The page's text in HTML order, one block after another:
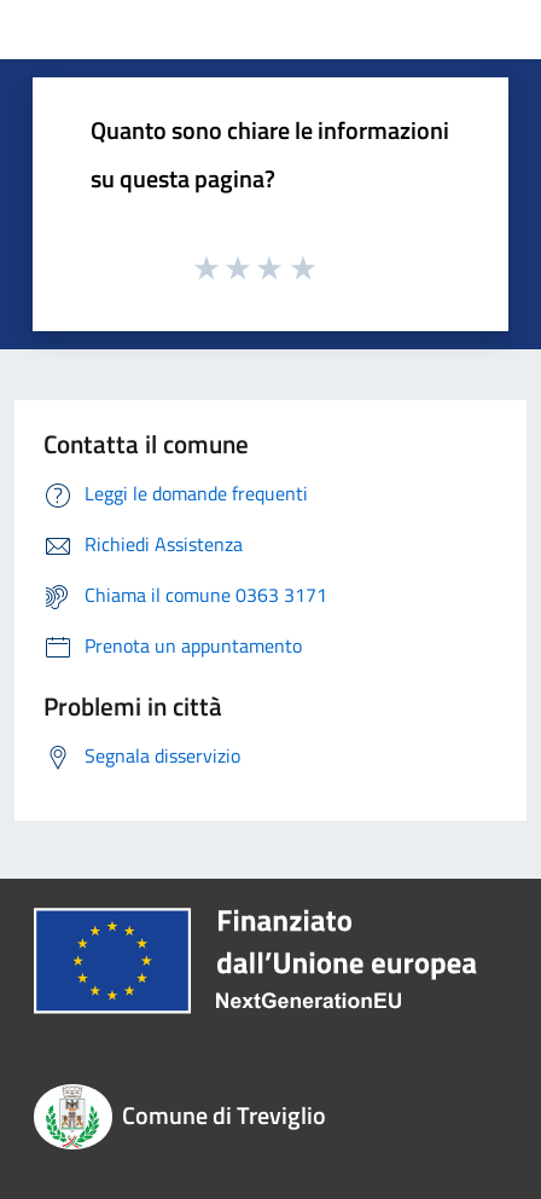
Quanto sono chiare le informazioni
su questa pagina?
Contatta il comune
Leggi le domande frequenti
Richiedi Assistenza
Chiama il comune 0363 3171
Prenota un appuntamento
Problemi in città
Segnala disservizio
Comune di Treviglio